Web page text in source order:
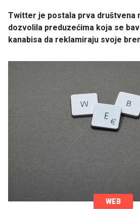
Twitter je postala prva društvena
dozvolila preduzećima koja se
kanabisa da reklamiraju svoje
WEB